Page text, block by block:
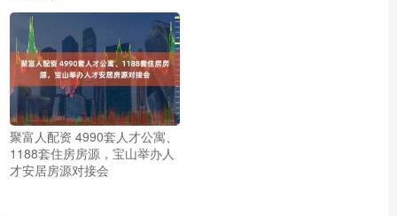
聚富人配资 4990套人才公寓、
1188套住房房源，宝山举办人
才安居房源对接会